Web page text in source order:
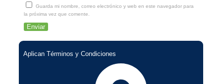
Guarda mi nombre, correo electrónico y web en este navegador para
la próxima vez que comente.
Aplican Términos y Condiciones